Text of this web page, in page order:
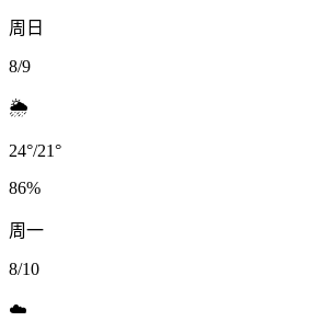
周日
8/9
🌦️
24°/21°
86%
周一
8/10
☁️